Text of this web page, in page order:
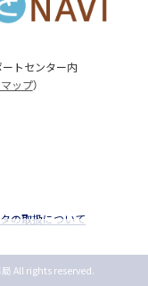
トセンター内
ップ）
の取扱について
All rights reserved.